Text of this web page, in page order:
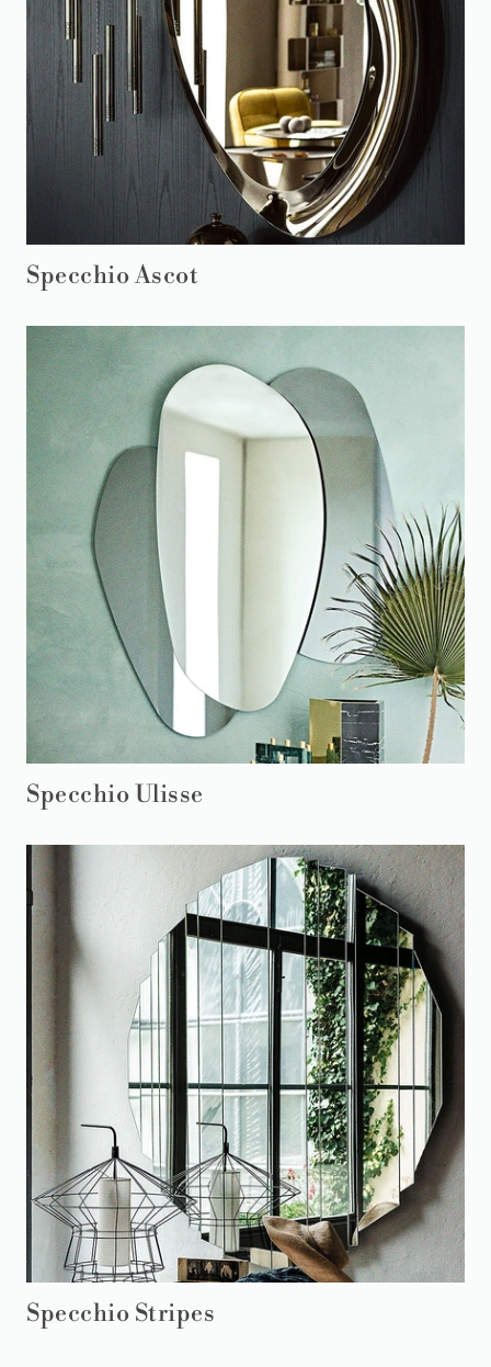
Specchio Ascot
Specchio Ulisse
Specchio Stripes